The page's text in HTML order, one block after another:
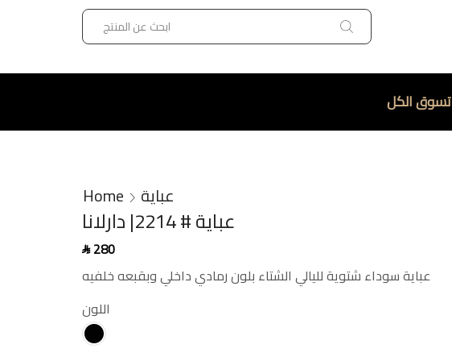
تسوق الكل
Home عباية
عباية # 2214| دارلانا
SAR280
عباية سوداء شتوية لليالي الشتاء بلون رمادي داخلي وبقبعه خلفيه
اللون